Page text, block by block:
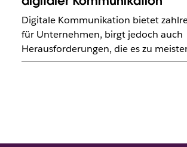
Digitale Kommunikation bietet
für Unternehmen, birgt jedoch auch
Herausforderungen, die es zu